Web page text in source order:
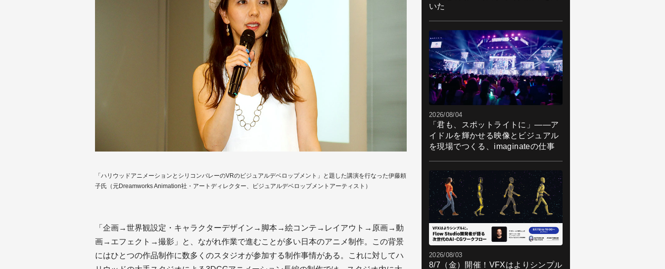
「ハリウッドアニメーションとシリコンバレーのVRのビジュアルデベロップメント」と題した講演を行なった伊藤頼
子氏（元Dreamworks Animation社・アートディレクター、ビジュアルデベロップメントアーティスト）
「企画→世界観設定・キャラクターデザイン→脚本→絵コンテ→レイアウト→原画→動
画→エフェクト→撮影」と、ながれ作業で進むことが多い日本のアニメ制作。この背景
にはひとつの作品制作に数多くのスタジオが参加する制作事情がある。これに対してハ
いた
2026/08/04
「君も、スポットライトに」――ア
イドルを輝かせる映像とビジュアル
を現場でつくる、imaginateの仕事
2026/08/03
8/7（金）開催！VFXはよりシンプル